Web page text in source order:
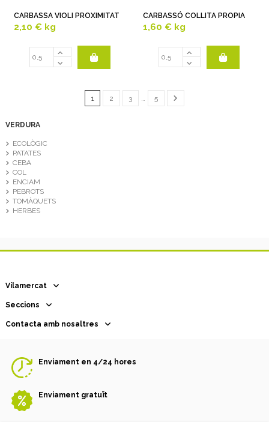
CARBASSA VIOLI PROXIMITAT
2,10 € kg
CARBASSÓ COLLITA PROPIA
1,60 € kg
1 2 3 5
VERDURA
ECOLÒGIC
PATATES
CEBA
COL
ENCIAM
PEBROTS
TOMÀQUETS
HERBES
Vilamercat
Seccions
Contacta amb nosaltres
Enviament en 4/24 hores
Enviament gratuït